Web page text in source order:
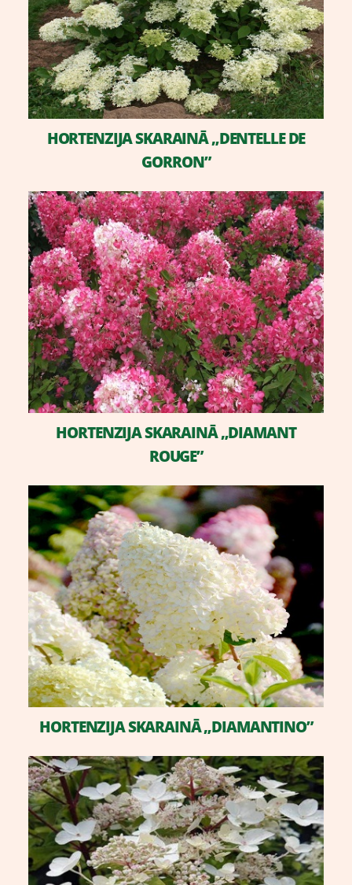
​HORTENZIJA SKARAINĀ „DENTELLE DE
GORRON”
​HORTENZIJA SKARAINĀ „DIAMANT
ROUGE”
​HORTENZIJA SKARAINĀ „DIAMANTINO”